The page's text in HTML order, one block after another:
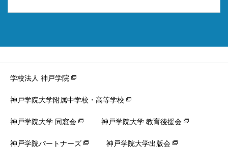
学校法人 神戸学院
神戸学院大学附属中学校・高等学校
神戸学院大学 同窓会 神戸学院大学 教育後援会
神戸学院パートナーズ 神戸学院大学出版会